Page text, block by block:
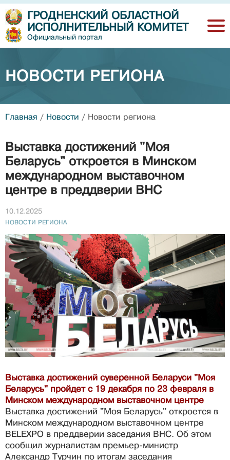
ГРОДНЕНСКИЙ ОБЛАСТНОЙ
ИСПОЛНИТЕЛЬНЫЙ КОМИТЕТ
Официальный портал
НОВОСТИ РЕГИОНА
Главная / Новости / Новости региона
Выставка достижений "Моя
Беларусь" откроется в Минском
международном выставочном
центре в преддверии ВНС
10.12.2025
НОВОСТИ РЕГИОНА
Выставка достижений суверенной Беларуси "Моя
Беларусь" пройдет с 19 декабря по 23 февраля в
Минском международном выставочном центре
Выставка достижений "Моя Беларусь" откроется в
Минском международном выставочном центре
BELEXPO в преддверии заседания ВНС. Об этом
сообщил журналистам премьер-министр
Александр Турчин по итогам заседания